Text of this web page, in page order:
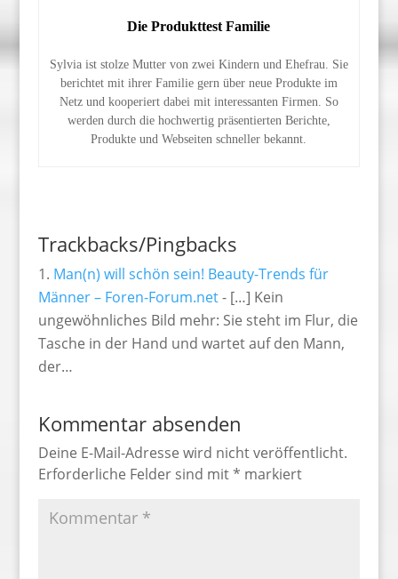
Die Produkttest Familie
Sylvia ist stolze Mutter von zwei Kindern und Ehefrau. Sie
berichtet mit ihrer Familie gern über neue Produkte im
Netz und kooperiert dabei mit interessanten Firmen. So
werden durch die hochwertig präsentierten Berichte,
Produkte und Webseiten schneller bekannt.
Trackbacks/Pingbacks
Man(n) will schön sein! Beauty-Trends für
Männer – Foren-Forum.net- […] Kein
ungewöhnliches Bild mehr: Sie steht im Flur, die
Tasche in der Hand und wartet auf den Mann,
der…
Kommentar absenden
Deine E-Mail-Adresse wird nicht veröffentlicht.
Erforderliche Felder sind mit* markiert